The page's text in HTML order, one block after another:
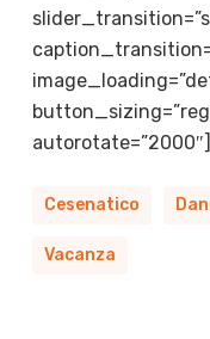
autorotate=”2000″]
Cesenatico
Vacanza